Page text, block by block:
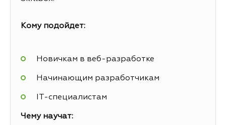
Кому подойдет:
Новичкам в веб-разработке
Начинающим разработчикам
IT-специалистам
Чему научат: